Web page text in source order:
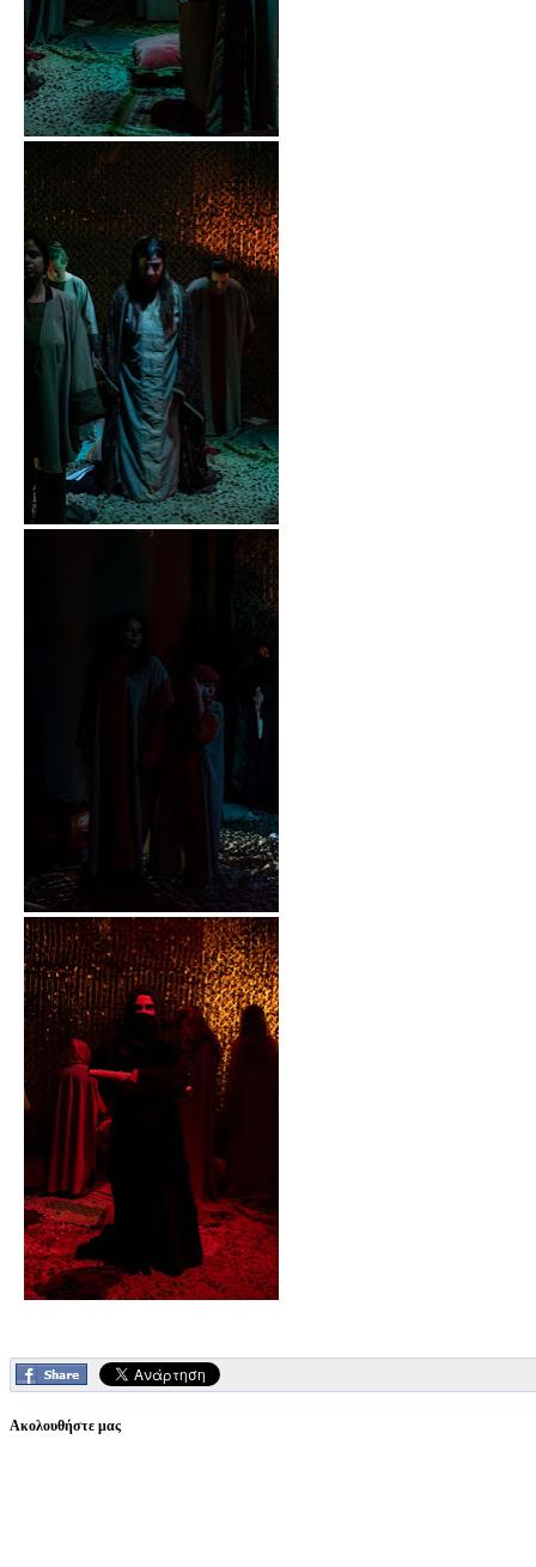
Ακολουθήστε μας